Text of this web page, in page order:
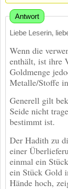
Antwort
Liebe Leserin,
Wenn die
enthält, ist ihre
Goldmenge
Metalle/Stoffe
Generell gilt
Seide nicht
bestimmt ist.
Der Hadith zu
einer
einmal ein
ein Stück Gold
Hände hoch,